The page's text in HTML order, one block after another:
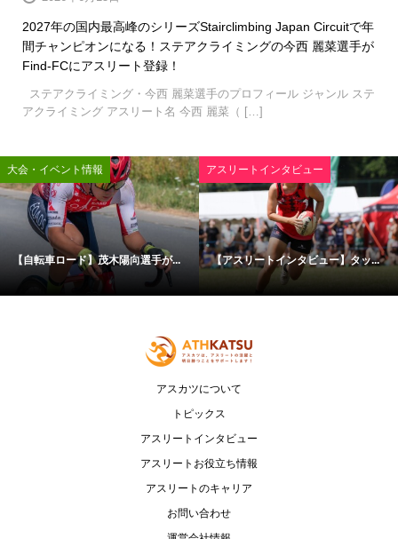
2027年の国内最高峰のシリーズStairclimbing Japan Circuitで年
間チャンピオンになる！ステアクライミングの今西 麗菜選手が
Find-FCにアスリート登録！
ステアクライミング・今西 麗菜選手のプロフィール ジャンル ステ
アクライミング アスリート名 今西 麗菜（ […]
大会・イベント情報
【自転車ロード】茂木陽向選手が...
アスリートインタビュー
【アスリートインタビュー】タッ...
アスカツについて
トピックス
アスリートインタビュー
アスリートお役立ち情報
アスリートのキャリア
お問い合わせ